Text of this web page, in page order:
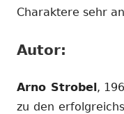
Charaktere sehr
Autor:
Arno Strobel,
zu den